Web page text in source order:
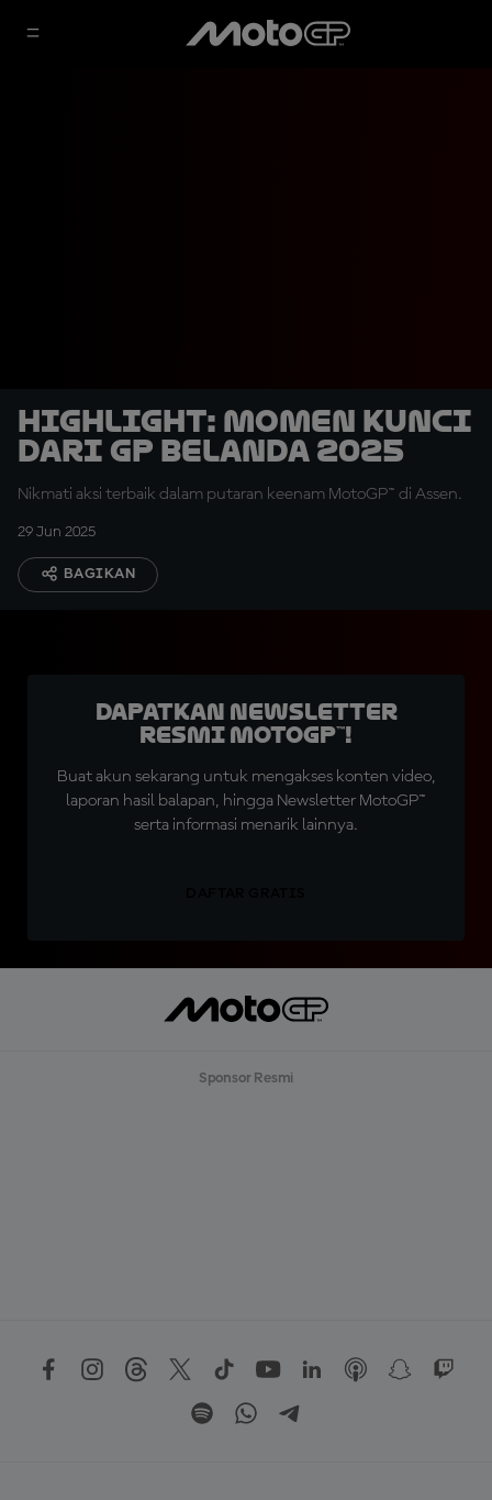
HIGHLIGHT: Momen Kunci
dari GP Belanda 2025
Nikmati aksi terbaik dalam putaran keenam MotoGP™ di Assen.
29 Jun 2025
BAGIKAN
Dapatkan Newsletter
Resmi MotoGP™!
Buat akun sekarang untuk mengakses konten video,
laporan hasil balapan, hingga Newsletter MotoGP™
serta informasi menarik lainnya.
Sponsor Resmi